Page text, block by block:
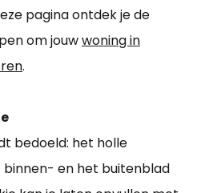
pagina ontdek je de
om jouwwoning in
.
bedoeld: het holle
en het buitenblad